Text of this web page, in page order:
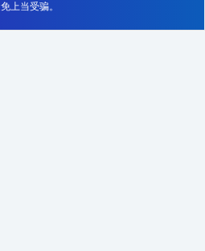
上当受骗。